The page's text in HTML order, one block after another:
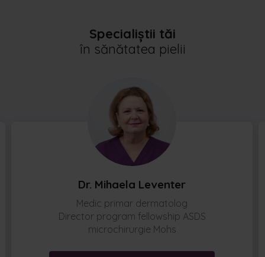
Specialiștii tăi
în sănătatea pielii
Dr. Mihaela Leventer
Medic primar dermatolog
Director program fellowship ASDS
microchirurgie Mohs